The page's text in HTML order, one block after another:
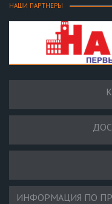
НАШИ ПАРТНЕРЫ
ИНФОРМАЦИЯ ПО